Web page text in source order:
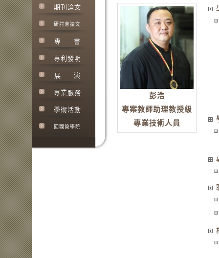
期刊論文
研討會論文
專 書
專利發明
展 演
專業服務
學術活動
回觀管學院
彭浩
專案教師助理教授級
專業技術人員